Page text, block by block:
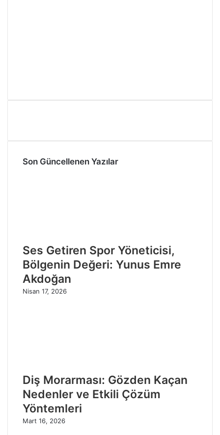
Son Güncellenen Yazılar
Ses Getiren Spor Yöneticisi,
Bölgenin Değeri: Yunus Emre
Akdoğan
Nisan 17, 2026
Diş Morarması: Gözden Kaçan
Nedenler ve Etkili Çözüm
Yöntemleri
Mart 16, 2026